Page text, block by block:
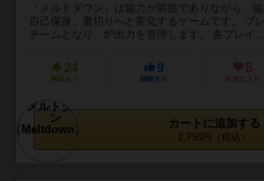
『メルトダウン』は協力が前提でありながら、
自己保身、裏切りへと変化するゲームです。 プ
チームとなり、炉出力を管理します。 各プレイ...
24
興味あり
9
経験あり
5
お気に入り
カートに追加する
2,750円（税込）